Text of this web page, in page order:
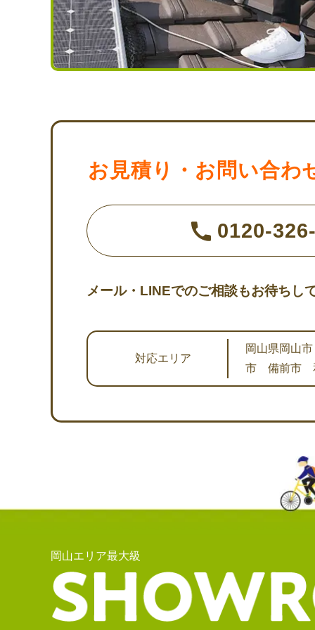
お見積り・お問い合わ
0120-326-
メール・LINEでのご相談もお待ちし
対応エリア
岡山県岡
市 備前市
岡山エリア最大級